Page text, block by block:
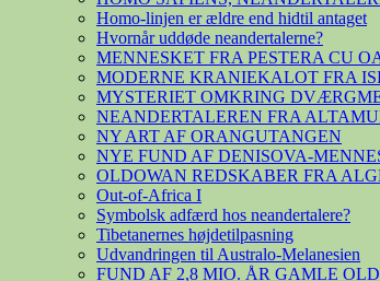
Homo-linjen er ældre end hidtil antaget
Hvornår uddøde neandertalerne?
MENNESKET FRA PESTERA CU
MODERNE KRANIEKALOT FRA
MYSTERIET OMKRING
NEANDERTALEREN FRA
NY ART AF ORANGUTANGEN
NYE FUND AF DENISOVA-
OLDOWAN REDSKABER FRA
Out-of-Africa I
Symbolsk adfærd hos neandertalere?
Tibetanernes højdetilpasning
Udvandringen til Australo-Melanesien
FUND AF 2,8 MIO. ÅR GAMLE